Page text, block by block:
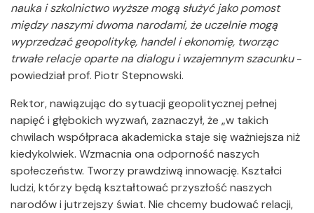
nauka i szkolnictwo wyższe mogą służyć jako pomost
między naszymi dwoma narodami, że uczelnie mogą
wyprzedzać geopolitykę, handel i ekonomię, tworząc
trwałe relacje oparte na dialogu i wzajemnym szacunku-
powiedział prof. Piotr Stepnowski.
Rektor, nawiązując do sytuacji geopolitycznej pełnej
napięć i głębokich wyzwań, zaznaczył, że „w takich
chwilach współpraca akademicka staje się ważniejsza niż
kiedykolwiek. Wzmacnia ona odporność naszych
społeczeństw. Tworzy prawdziwą innowację. Kształci
ludzi, którzy będą kształtować przyszłość naszych
narodów i jutrzejszy świat. Nie chcemy budować relacji,